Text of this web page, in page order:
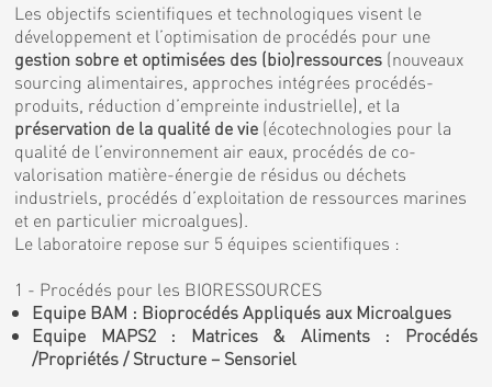
Les objectifs scientifiques et technologiques visent le
développement et l’optimisation de procédés pour une
gestion sobre et optimisées des (bio)ressources (nouveaux
sourcing alimentaires, approches intégrées procédés-
produits, réduction d’empreinte industrielle), et la
préservation de la qualité de vie (écotechnologies pour la
qualité de l’environnement air eaux, procédés de co-
valorisation matière-énergie de résidus ou déchets
industriels, procédés d’exploitation de ressources marines
et en particulier microalgues).
Le laboratoire repose sur 5 équipes scientifiques :
1 - Procédés pour les BIORESSOURCES
Equipe BAM : Bioprocédés Appliqués aux Microalgues
Equipe MAPS2 : Matrices & Aliments : Procédés
/Propriétés / Structure – Sensoriel